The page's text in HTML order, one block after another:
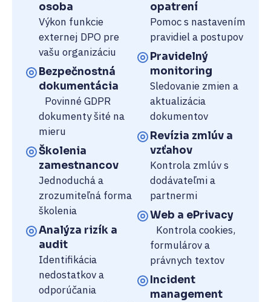
osoba
Výkon funkcie
externej DPO pre
vašu organizáciu
Bezpečnostná
dokumentácia
Povinné GDPR
dokumenty šité na
mieru
Školenia
zamestnancov
Jednoduchá a
zrozumiteľná forma
školenia
Analýza rizík a
audit
Identifikácia
nedostatkov a
odporúčania
opatrení
Pomoc s nastavením
pravidiel a postupov
Pravidelný
monitoring
Sledovanie zmien a
aktualizácia
dokumentov
Revízia zmlúv a
vzťahov
Kontrola zmlúv s
dodávateľmi a
partnermi
Web a ePrivacy
Kontrola cookies,
formulárov a
právnych textov
Incident
management